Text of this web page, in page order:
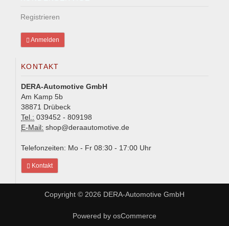
Registrieren
Anmelden
KONTAKT
DERA-Automotive GmbH
Am Kamp 5b
38871 Drübeck
Tel.: 039452 - 809198
E-Mail: shop@deraautomotive.de
Telefonzeiten: Mo - Fr 08:30 - 17:00 Uhr
Kontakt
Copyright © 2026 DERA-Automotive GmbH
Powered by osCommerce